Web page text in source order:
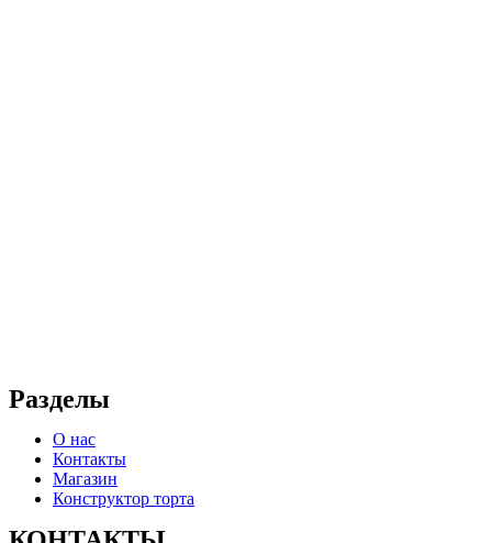
Разделы
О нас
Контакты
Магазин
Конструктор торта